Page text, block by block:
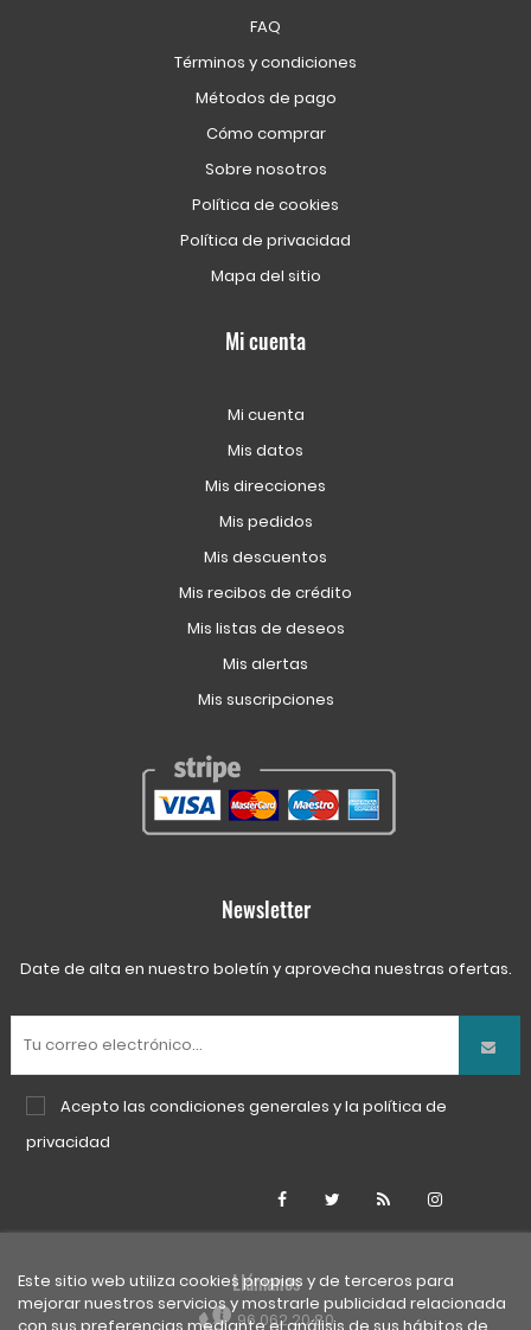
Este sitio web utiliza cookies propias y de terceros para
mejorar nuestros servicios y mostrarle publicidad relacionada
FAQ
Términos y condiciones
Métodos de pago
Cómo comprar
Sobre nosotros
Política de cookies
Política de privacidad
Mapa del sitio
Mi cuenta
Mi cuenta
Mis datos
Mis direcciones
Mis pedidos
Mis descuentos
Mis recibos de crédito
Mis listas de deseos
Mis alertas
Mis suscripciones
Newsletter
Date de alta en nuestro boletín y aprovecha nuestras ofertas.
Acepto las condiciones generales y la política de
privacidad
FacebookTwitter Rss
Llámanos
96 062 20 80